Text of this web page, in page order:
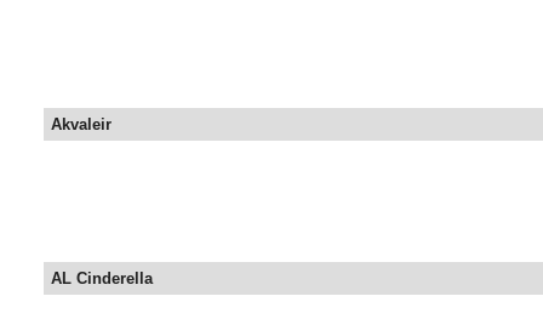
Akvaleir
AL Cinderella